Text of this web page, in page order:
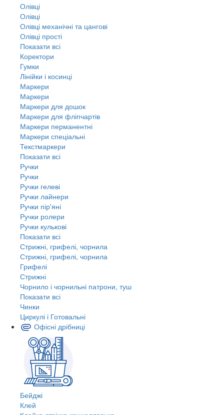
Олівці
Олівці
Олівці механічні та цангові
Олівці прості
Показати всі
Коректори
Гумки
Лінійки і косинці
Маркери
Маркери
Маркери для дошок
Маркери для фліпчартів
Маркери перманентні
Маркери спеціальні
Текстмаркери
Показати всі
Ручки
Ручки
Ручки гелеві
Ручки лайнери
Ручки пір'яні
Ручки ролери
Ручки кулькові
Показати всі
Стрижні, грифелі, чорнила
Стрижні, грифелі, чорнила
Грифелі
Стрижні
Чорнило і чорнильні патрони, туш
Показати всі
Чинки
Циркулі і Готовальні
Офісні дрібниці
Бейджі
Клей